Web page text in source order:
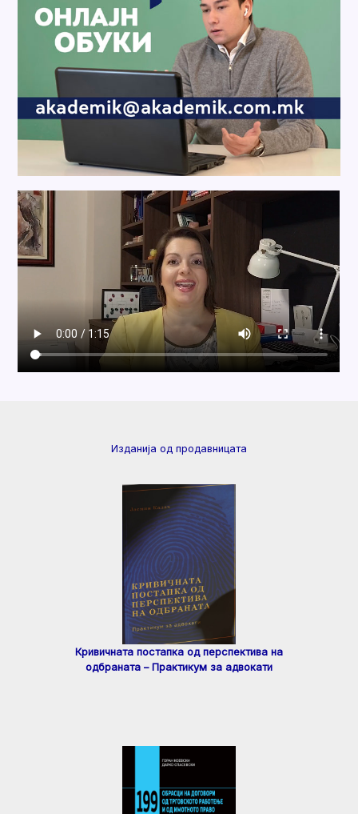
Изданија од продавницата
Кривичната постапка од перспектива на
одбраната – Практикум за адвокати